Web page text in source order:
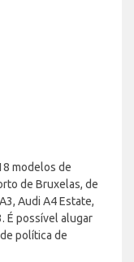
modelos de
de Bruxelas, de
Audi A4 Estate,
É possível alugar
política de